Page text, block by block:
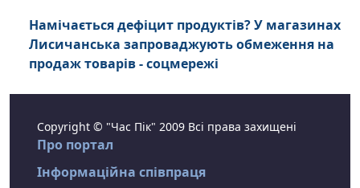
Намічається дефіцит продуктів? У магазинах
Лисичанська запроваджують обмеження на
продаж товарів - соцмережі
Copyright © "Час Пік" 2009 Всі права захищені
Про портал
Інформаційна співпраця